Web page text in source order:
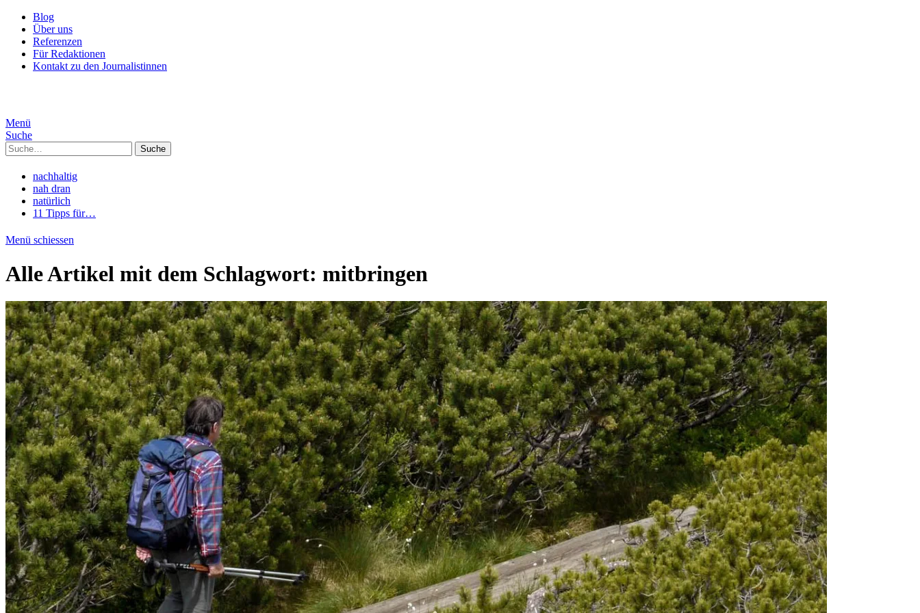
Blog
Über uns
Referenzen
Für Redaktionen
Kontakt zu den Journalistinnen
Menü
Suche
Suche
nachhaltig
nah dran
natürlich
11 Tipps für…
Menü schiessen
Alle Artikel mit dem Schlagwort: mitbringen